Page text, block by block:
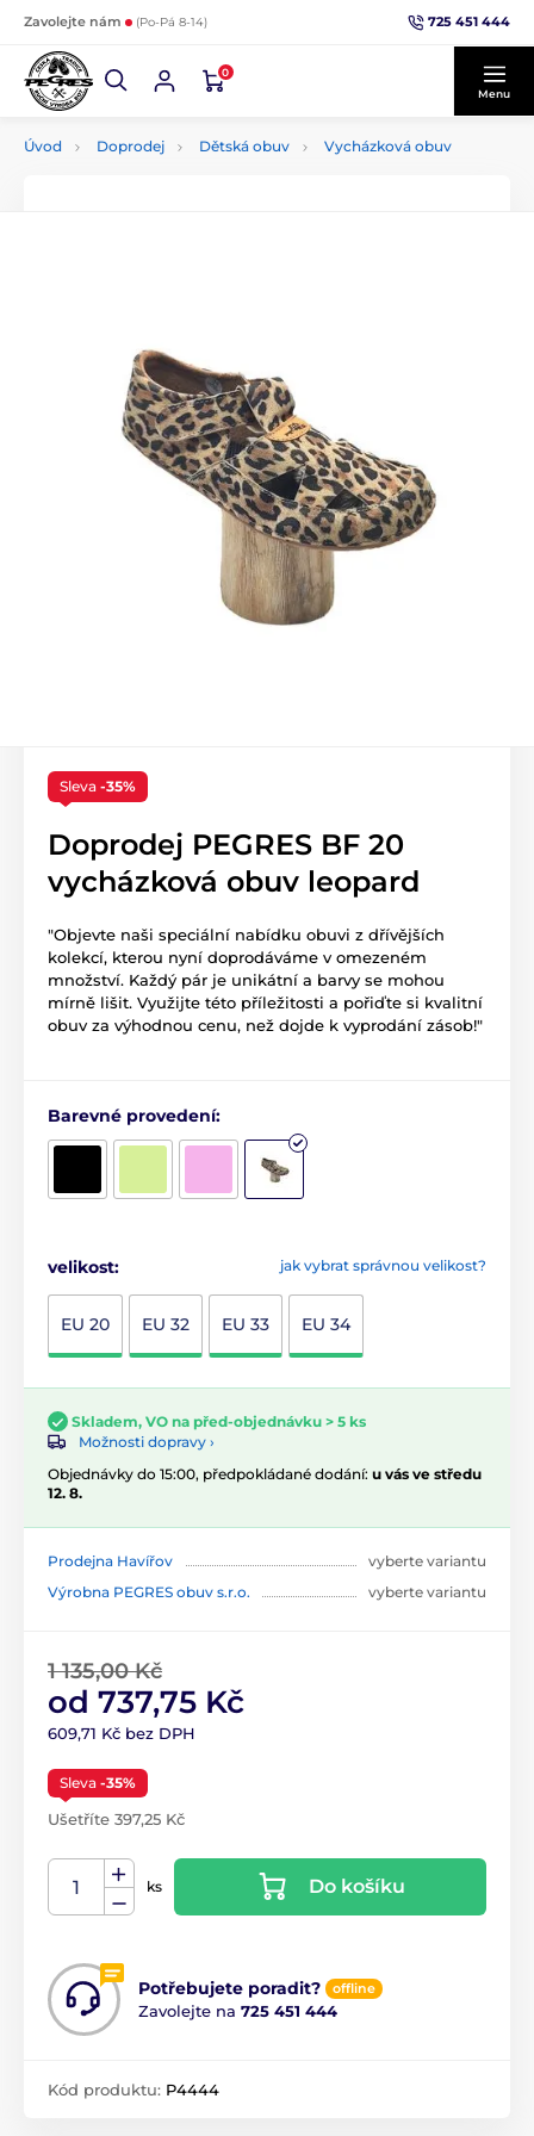
Zavolejte nám (Po-Pá 8-14) 725 451 444
0
Menu
Úvod Doprodej Dětská obuv Vycházková obuv
Sleva -35%
Doprodej PEGRES BF 20
vycházková obuv leopard
"Objevte naši speciální nabídku obuvi z dřívějších
kolekcí, kterou nyní doprodáváme v omezeném
množství. Každý pár je unikátní a barvy se mohou
mírně lišit. Využijte této příležitosti a pořiďte si kvalitní
obuv za výhodnou cenu, než dojde k vyprodání zásob!"
Barevné provedení:
jak vybrat správnou velikost?
velikost:
EU 20 EU 32 EU 33 EU 34
Skladem, VO na před-objednávku > 5 ks
Možnosti dopravy ›
Objednávky do 15:00, předpokládané dodání: u vás ve středu
12. 8.
Prodejna Havířov
vyberte variantu
Výrobna PEGRES obuv s.r.o.
vyberte variantu
1 135,00 Kč
od 737,75 Kč
609,71 Kč bez DPH
Sleva -35%
Ušetříte 397,25 Kč
ks Do košíku
Potřebujete poradit? offline
Zavolejte na 725 451 444
Kód produktu: P4444